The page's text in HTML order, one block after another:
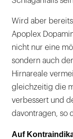
Wird aber
Apoplex
nicht nur eine
sondern auch
Hirnareale
gleichzeitig die
verbessert und
davontragen, so
Auf